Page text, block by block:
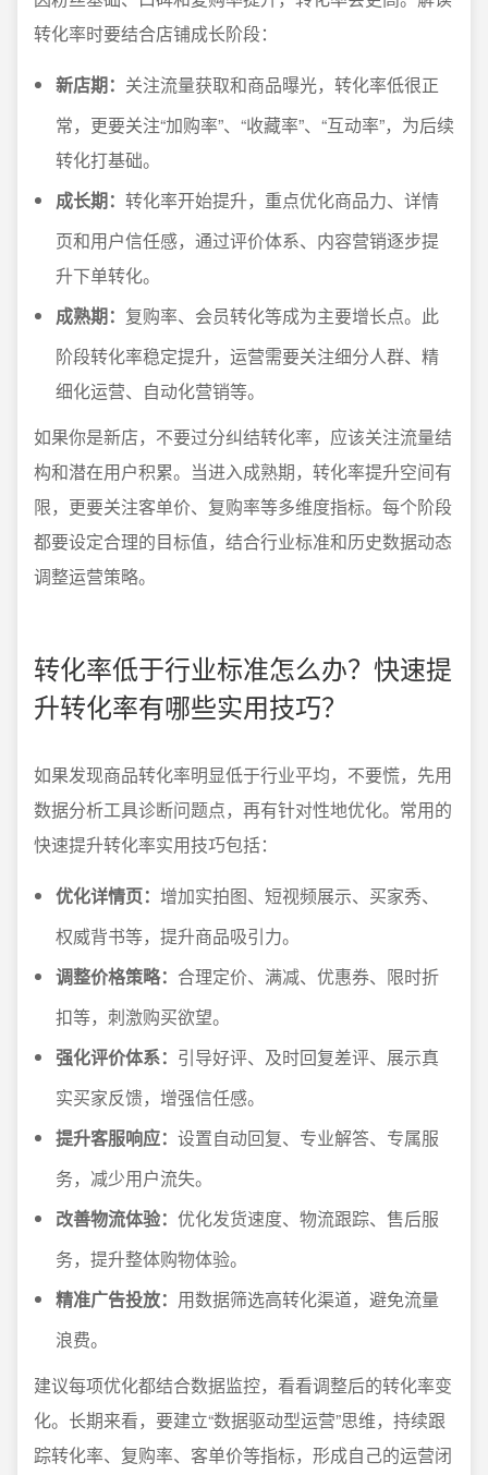
转化率时要结合店铺成长阶段：
新店期： 关注流量获取和商品曝光，转化率低很正
常，更要关注“加购率”、“收藏率”、“互动率”，为后续
转化打基础。
成长期： 转化率开始提升，重点优化商品力、详情
页和用户信任感，通过评价体系、内容营销逐步提
升下单转化。
成熟期： 复购率、会员转化等成为主要增长点。此
阶段转化率稳定提升，运营需要关注细分人群、精
细化运营、自动化营销等。
如果你是新店，不要过分纠结转化率，应该关注流量结
构和潜在用户积累。当进入成熟期，转化率提升空间有
限，更要关注客单价、复购率等多维度指标。每个阶段
都要设定合理的目标值，结合行业标准和历史数据动态
调整运营策略。
转化率低于行业标准怎么办？快速提
升转化率有哪些实用技巧？
如果发现商品转化率明显低于行业平均，不要慌，先用
数据分析工具诊断问题点，再有针对性地优化。常用的
快速提升转化率实用技巧包括：
优化详情页： 增加实拍图、短视频展示、买家秀、
权威背书等，提升商品吸引力。
调整价格策略： 合理定价、满减、优惠券、限时折
扣等，刺激购买欲望。
强化评价体系： 引导好评、及时回复差评、展示真
实买家反馈，增强信任感。
提升客服响应： 设置自动回复、专业解答、专属服
务，减少用户流失。
改善物流体验： 优化发货速度、物流跟踪、售后服
务，提升整体购物体验。
精准广告投放： 用数据筛选高转化渠道，避免流量
浪费。
建议每项优化都结合数据监控，看看调整后的转化率变
化。长期来看，要建立“数据驱动型运营”思维，持续跟
踪转化率、复购率、客单价等指标，形成自己的运营闭